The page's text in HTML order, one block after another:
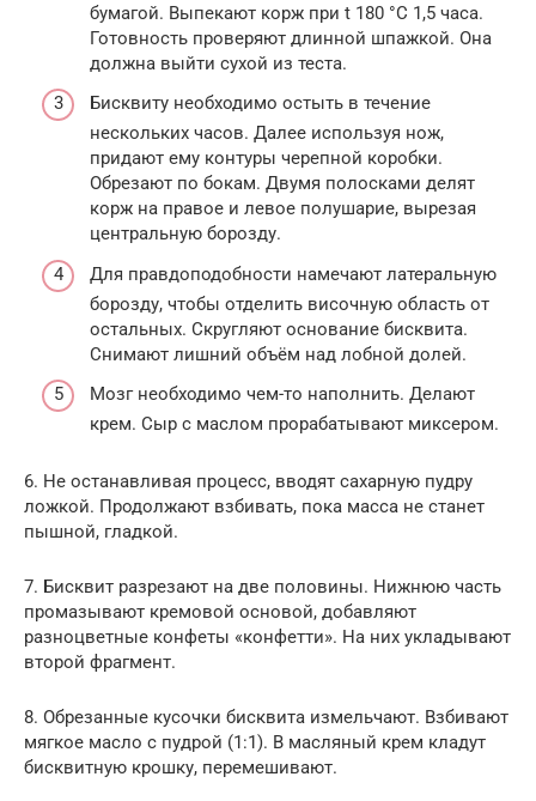
бумагой. Выпекают корж при t 180 °С 1,5 часа.
Готовность проверяют длинной шпажкой. Она
должна выйти сухой из теста.
Бисквиту необходимо остыть в течение
нескольких часов. Далее используя нож,
придают ему контуры черепной коробки.
Обрезают по бокам. Двумя полосками делят
корж на правое и левое полушарие, вырезая
центральную борозду.
Для правдоподобности намечают латеральную
борозду, чтобы отделить височную область от
остальных. Скругляют основание бисквита.
Снимают лишний объём над лобной долей.
Мозг необходимо чем-то наполнить. Делают
крем. Сыр с маслом прорабатывают миксером.
6. Не останавливая процесс, вводят сахарную пудру
ложкой. Продолжают взбивать, пока масса не станет
пышной, гладкой.
7. Бисквит разрезают на две половины. Нижнюю часть
промазывают кремовой основой, добавляют
разноцветные конфеты «конфетти». На них укладывают
второй фрагмент.
8. Обрезанные кусочки бисквита измельчают. Взбивают
мягкое масло с пудрой (1:1). В масляный крем кладут
бисквитную крошку, перемешивают.